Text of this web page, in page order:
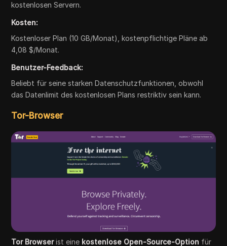
kostenlosen Servern.
Kosten:
Kostenloser Plan (10 GB/Monat), kostenpflichtige Pläne ab
4,08 $/Monat.
Benutzer-Feedback:
Beliebt für seine starken Datenschutzfunktionen, obwohl
das Datenlimit des kostenlosen Plans restriktiv sein kann.
Tor-Browser
Tor Browserist eine kostenlose Open-Source-Option für